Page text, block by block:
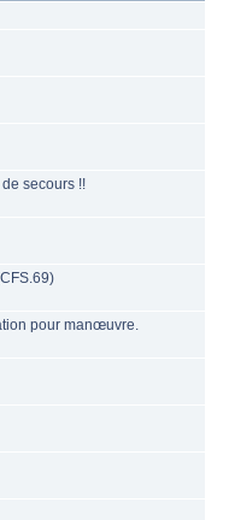
secours !!
pour manœuvre.